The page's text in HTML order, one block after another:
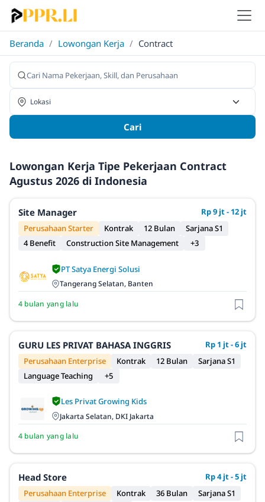
Beranda / Lowongan Kerja / Contract
Cari
Lowongan Kerja Tipe Pekerjaan Contract
Agustus 2026 di Indonesia
Site Manager
Rp 9 jt - 12 jt
Perusahaan Starter
Kontrak 12 Bulan
Sarjana S1
4 Benefit
Construction Site Management +3
PT Satya Energi Solusi
Tangerang Selatan, Banten
4 bulan yang lalu
GURU LES PRIVAT BAHASA INGGRIS
Rp 1 jt - 6 jt
Perusahaan Enterprise
Kontrak 12 Bulan
Sarjana S1
Language Teaching
+5
Les Privat Growing Kids
Jakarta Selatan, DKI Jakarta
4 bulan yang lalu
Head Store
Rp 4 jt - 5 jt
Perusahaan Enterprise
Kontrak 36 Bulan
Sarjana S1